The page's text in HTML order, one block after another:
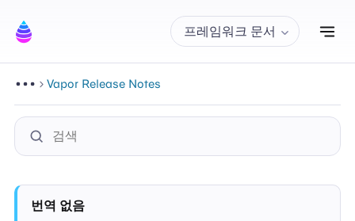
프레임워크 문서 내
Vapor Release Notes
번역 없음